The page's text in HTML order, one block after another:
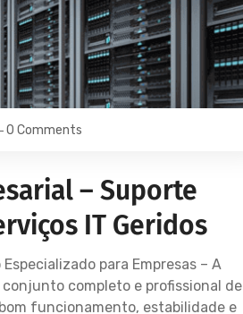
0 Comments
– Suporte
IT Geridos
para Empresas – A
completo e profissional de
funcionamento, estabilidade e